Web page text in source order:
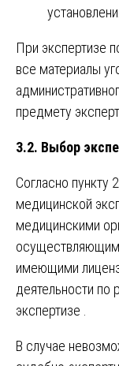
При экспертизе
все материалы
предмету
3.2. Выбор
Согласно пункту
медицинской
медицинскими
имеющими
деятельности по
экспертизе .
В случае